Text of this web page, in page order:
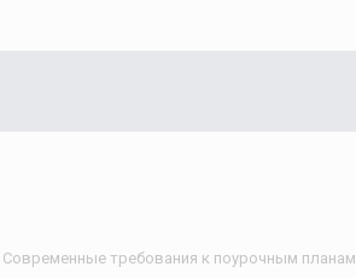
Современные требования к поурочным планам